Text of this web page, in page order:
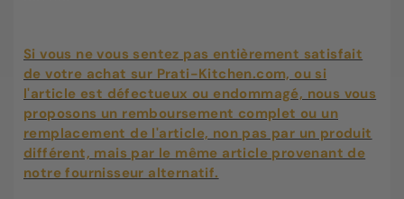
Si vous ne vous sentez pas entièrement satisfait
de votre achat sur Prati-Kitchen.com, ou si
l'article est défectueux ou endommagé, nous vous
proposons un remboursement complet ou un
remplacement de l'article, non pas par un produit
différent, mais par le même article provenant de
notre fournisseur alternatif.